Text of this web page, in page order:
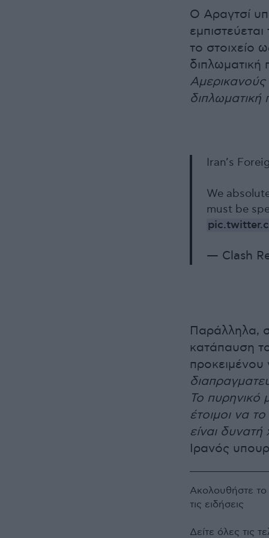
Ο Αραγτσί
το στοιχείο
διπλωματική
Αμερικανούς
διπλωματική
Iran’s
We
must be
— Clash
Παράλληλα,
κατάπαυση
Το πυρηνικό
έτοιμοι να
είναι δυνατή
Ιρανός
Ακολουθήστε το
τις ειδήσεις
Δείτε όλες τις